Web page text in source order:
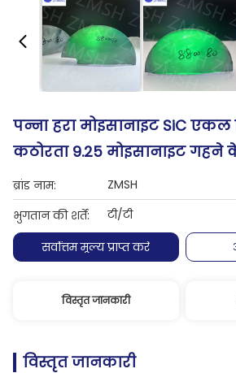
पन्ना हरा मोइसानाइट SiC
कठोरता 9.25 मोइसानाइट गहने
ब्रांड नाम:
ZMSH
भुगतान की शर्तें:
टी/टी
सर्वोत्तम मूल्य प्राप्त करें
विस्तृत जानकारी
विस्तृत जानकारी